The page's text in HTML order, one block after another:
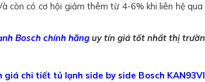
còn có cơ hội giảm thêm từ 4-6% khi liên hệ qua
Bosch chính hãng uy tín giá tốt nhất thị
chi tiết tủ lạnh side by side Bosch